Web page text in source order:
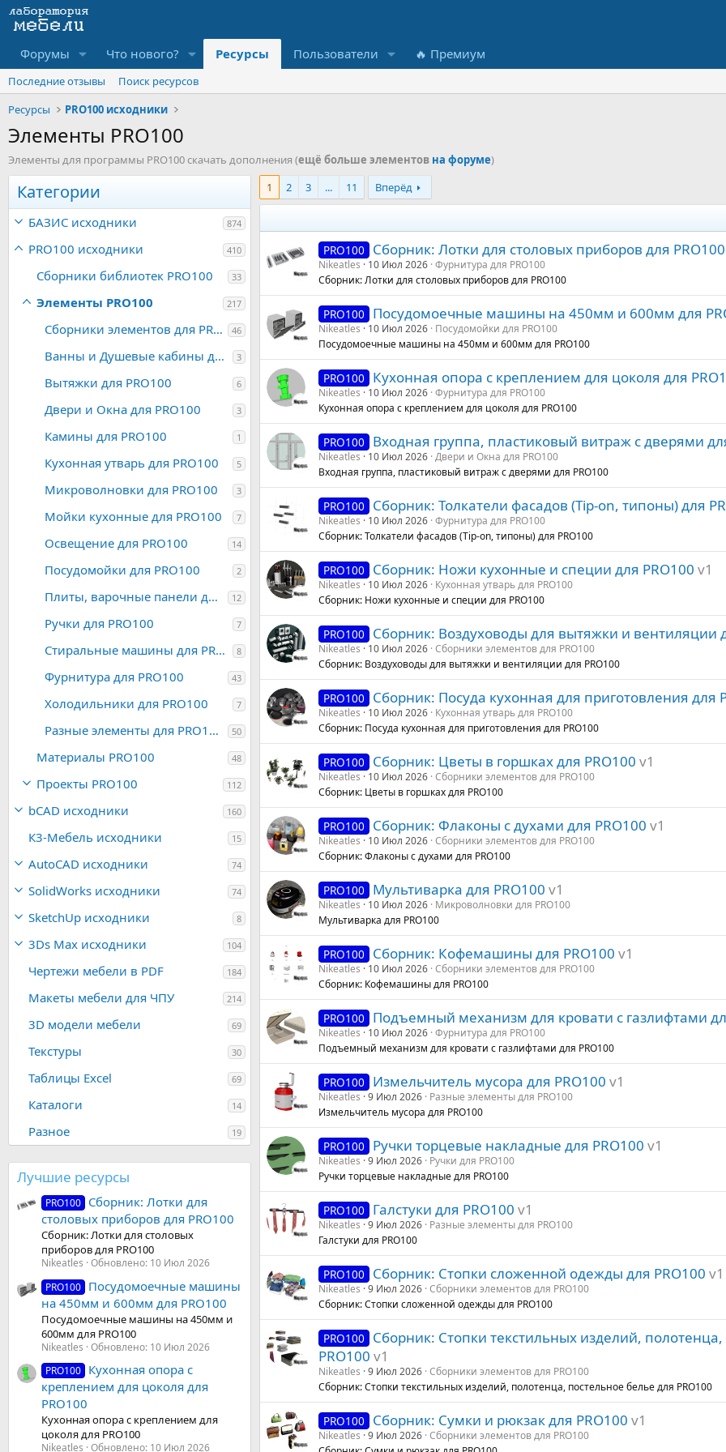
Форумы Что нового? Ресурсы Пользователи 🔥 Премиум
Последние отзывы
Поиск ресурсов
Ресурсы
PRO100 исходники
Элементы PRO100
Элементы для программы PRO100 скачать дополнения (ещё больше элементов на форуме)
Категории
БАЗИС исходники 874
PRO100 исходники 410
Сборники библиотек PRO100 33
Элементы PRO100 217
Сборники элементов для PRO100 46
Ванны и Душевые кабины для PRO100 3
Вытяжки для PRO100 6
Двери и Окна для PRO100 3
Камины для PRO100 1
Кухонная утварь для PRO100 5
Микроволновки для PRO100 3
Мойки кухонные для PRO100 7
Освещение для PRO100 14
Посудомойки для PRO100 2
Плиты, варочные панели для PRO100 12
Ручки для PRO100 7
Стиральные машины для PRO100 8
Фурнитура для PRO100 43
Холодильники для PRO100 7
Разные элементы для PRO100 50
Материалы PRO100 48
Проекты PRO100 112
bCAD исходники 160
К3-Мебель исходники 15
AutoCAD исходники 74
SolidWorks исходники 74
SketchUp исходники 8
3Ds Max исходники 104
Чертежи мебели в PDF 184
Макеты мебели для ЧПУ 214
3D модели мебели 69
Текстуры 30
Таблицы Excel 69
Каталоги 14
Разное 19
Лучшие ресурсы
PRO100 Сборник: Лотки для
столовых приборов для PRO100
Сборник: Лотки для столовых
приборов для PRO100
Nikeatles Обновлено: 10 Июл 2026
PRO100 Посудомоечные машины
на 450мм и 600мм для PRO100
Посудомоечные машины на 450мм и
600мм для PRO100
Nikeatles Обновлено: 10 Июл 2026
PRO100 Кухонная опора с
креплением для цоколя для
PRO100
Кухонная опора с креплением для
цоколя для PRO100
Nikeatles Обновлено: 10 Июл 2026
1 2 3 ... 11 Вперёд
PRO100 Сборник: Лотки для столовых приборов для PRO100
Nikeatles 10 Июл 2026 Фурнитура для PRO100
Сборник: Лотки для столовых приборов для PRO100
PRO100 Посудомоечные машины на 450мм и 600мм для
Nikeatles 10 Июл 2026 Посудомойки для PRO100
Посудомоечные машины на 450мм и 600мм для PRO100
PRO100 Кухонная опора с креплением для цоколя для
Nikeatles 10 Июл 2026 Фурнитура для PRO100
Кухонная опора с креплением для цоколя для PRO100
PRO100 Входная группа, пластиковый витраж с дверями
Nikeatles 10 Июл 2026 Двери и Окна для PRO100
Входная группа, пластиковый витраж с дверями для PRO100
PRO100 Сборник: Толкатели фасадов (Tip-on, типоны) для
Nikeatles 10 Июл 2026 Фурнитура для PRO100
Сборник: Толкатели фасадов (Tip-on, типоны) для PRO100
PRO100 Сборник: Ножи кухонные и специи для PRO100 v1
Nikeatles 10 Июл 2026 Кухонная утварь для PRO100
Сборник: Ножи кухонные и специи для PRO100
PRO100 Сборник: Воздуховоды для вытяжки и вентиляции
Nikeatles 10 Июл 2026 Сборники элементов для PRO100
Сборник: Воздуховоды для вытяжки и вентиляции для PRO100
PRO100 Сборник: Посуда кухонная для приготовления для
Nikeatles 10 Июл 2026 Кухонная утварь для PRO100
Сборник: Посуда кухонная для приготовления для PRO100
PRO100 Сборник: Цветы в горшках для PRO100 v1
Nikeatles 10 Июл 2026 Сборники элементов для PRO100
Сборник: Цветы в горшках для PRO100
PRO100 Сборник: Флаконы с духами для PRO100 v1
Nikeatles 10 Июл 2026 Сборники элементов для PRO100
Сборник: Флаконы с духами для PRO100
PRO100 Мультиварка для PRO100 v1
Nikeatles 10 Июл 2026 Микроволновки для PRO100
Мультиварка для PRO100
PRO100 Сборник: Кофемашины для PRO100 v1
Nikeatles 10 Июл 2026 Сборники элементов для PRO100
Сборник: Кофемашины для PRO100
PRO100 Подъемный механизм для кровати с газлифтами
Nikeatles 10 Июл 2026 Фурнитура для PRO100
Подъемный механизм для кровати с газлифтами для PRO100
PRO100 Измельчитель мусора для PRO100 v1
Nikeatles 9 Июл 2026 Разные элементы для PRO100
Измельчитель мусора для PRO100
PRO100 Ручки торцевые накладные для PRO100 v1
Nikeatles 9 Июл 2026 Ручки для PRO100
Ручки торцевые накладные для PRO100
PRO100 Галстуки для PRO100 v1
Nikeatles 9 Июл 2026 Разные элементы для PRO100
Галстуки для PRO100
PRO100 Сборник: Стопки сложенной одежды для PRO100 v1
Nikeatles 9 Июл 2026 Сборники элементов для PRO100
Сборник: Стопки сложенной одежды для PRO100
PRO100
Сборник: Стопки текстильных изделий,
PRO100 v1
Nikeatles 9 Июл 2026 Сборники элементов для PRO100
Сборник: Стопки текстильных изделий, полотенца, постельное белье для PRO100
PRO100 Сборник: Сумки и рюкзак для PRO100 v1
Nikeatles 9 Июл 2026 Сборники элементов для PRO100